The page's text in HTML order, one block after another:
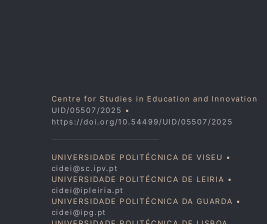
Centre for Studies in Education and Innovation
UID/05507/2025 •
https://doi.org/10.54499/UID/05507/2025
UNIVERSIDADE POLITÉCNICA DE VISEU •
cidei@sc.ipv.pt
UNIVERSIDADE POLITÉCNICA DE LEIRIA •
cidei@ipleiria.pt
UNIVERSIDADE POLITÉCNICA DA GUARDA •
cidei@ipg.pt